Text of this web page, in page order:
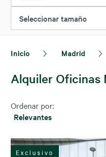
Seleccionar tamaño
Inicio Madrid
Alquiler Oficinas
Ordenar por:
Relevantes
Exclusivo